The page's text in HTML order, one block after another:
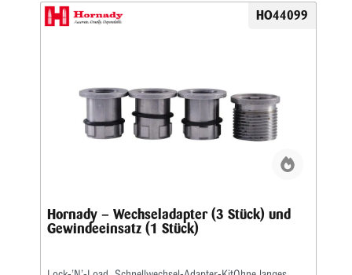
HO44099
Hornady – Wechseladapter (3 Stück) und
Gewindeeinsatz (1 Stück)